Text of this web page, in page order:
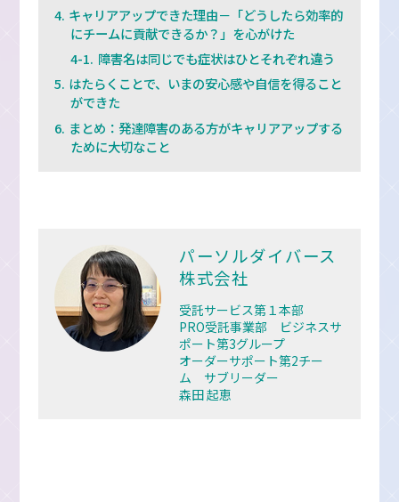
キャリアアップできた理由－「どうしたら効率的
にチームに貢献できるか？」を心がけた
障害名は同じでも症状はひとそれぞれ違う
はたらくことで、いまの安心感や自信を得ること
ができた
まとめ：発達障害のある方がキャリアアップする
ために大切なこと
パーソルダイバース
株式会社
受託サービス第１本部
PRO受託事業部 ビジネスサ
ポート第3グループ
オーダーサポート第2チー
ム サブリーダー
森田 起恵